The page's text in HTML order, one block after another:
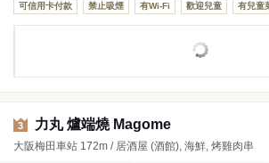
可信用卡付款 禁止吸煙 有Wi-Fi 歡迎兒童 有兒童
3 力丸 爐端燒 Magome
大阪梅田車站 172m / 居酒屋 (酒館), 海鮮, 烤雞肉串